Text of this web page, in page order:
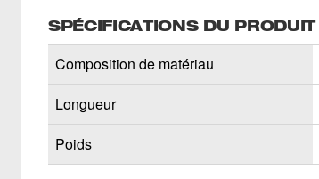
SPÉCIFICATIONS DU PRODUIT
Composition de matériau
Longueur
Poids